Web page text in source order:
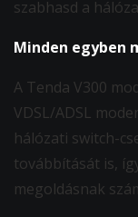
szabhasd a
Minden egyben
A Tenda V300
VDSL/ADSL
hálózati switch-
továbbítását is,
megoldásnak